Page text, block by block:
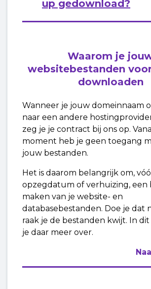
up gedownload?
Waarom je
websitebestanden
downloaden
Wanneer je jouw domeinnaam
naar een andere
zeg je je contract bij ons op.
moment heb je geen toegang
jouw bestanden.
Het is daarom belangrijk om,
opzegdatum of verhuizing, een
maken van je website- en
databasebestanden. Doe je dat
raak je de bestanden kwijt. In
je daar meer over.